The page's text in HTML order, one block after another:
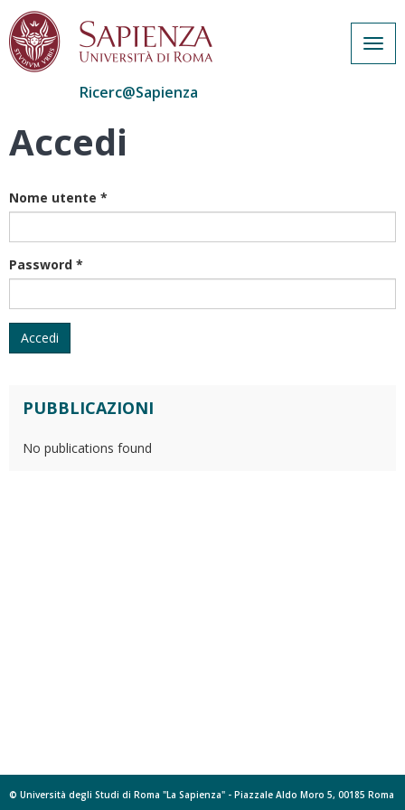
Salta
Ricerc@Sapienza
Accedi
Nome utente *
Password *
Accedi
PUBBLICAZIONI
No publications found
© Università degli Studi di Roma "La Sapienza" - Piazzale Aldo Moro 5, 00185 Roma